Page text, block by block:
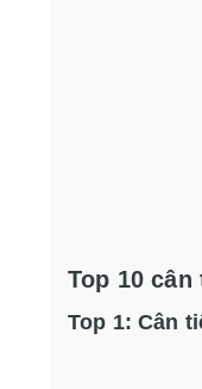
Top 10
Top 1: Cân